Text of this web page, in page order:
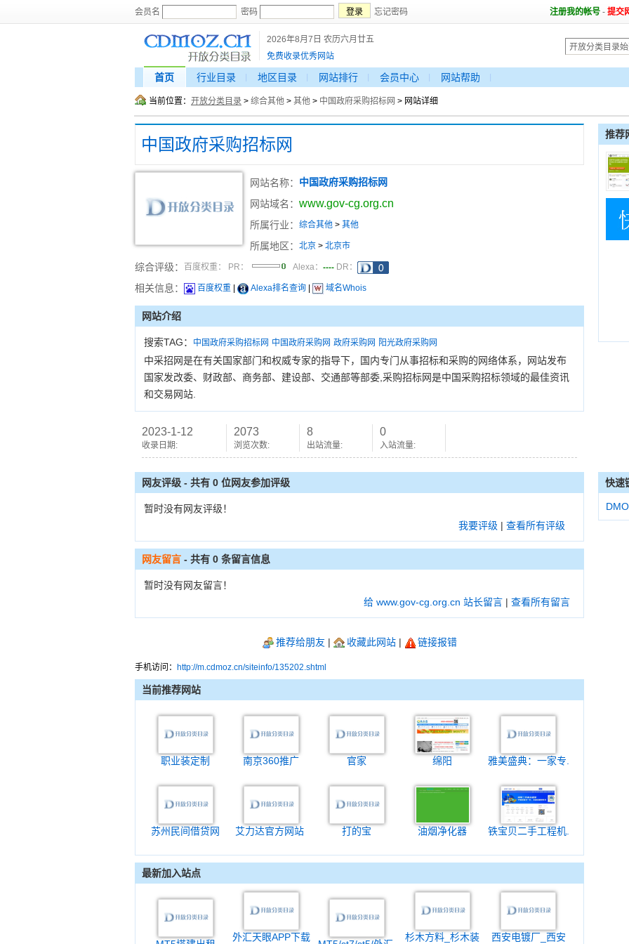
会员名 密码 忘记密码 注册我的帐号 - 提交
2026年8月7日 农历六月廿五
免费收录优秀网站
首页 行业目录 地区目录 网站排行 会员中心 网站帮助
当前位置： 开放分类目录 > 综合其他 > 其他 > 中国政府采购招标网 > 网站详细
中国政府采购招标网
网站名称： 中国政府采购招标网
网站域名： www.gov-cg.org.cn
所属行业： 综合其他 > 其他
所属地区： 北京 > 北京市
综合评级： 百度权重： PR： Alexa： ---- DR：
相关信息： 百度权重 Alexa排名查询 域名Whois
网站介绍
搜索TAG： 中国政府采购招标网 中国政府采购网 政府采购网 阳光政府采购网
中采招网是在有关国家部门和权威专家的指导下，国内专门从事招标和采购的网络体系，网站发布
国家发改委、财政部、商务部、建设部、交通部等部委,采购招标网是中国采购招标领域的最佳资讯
和交易网站.
2023-1-12
收录日期:
2073
浏览次数:
8
出站流量:
0
入站流量:
推荐
网友评级 - 共有 0 位网友参加评级
暂时没有网友评级！
我要评级 | 查看所有评级
网友留言 - 共有 0 条留言信息
暂时没有网友留言！
给 www.gov-cg.org.cn 站长留言 | 查看所有留言
推荐给朋友 | 收藏此网站| 链接报错
手机访问： http://m.cdmoz.cn/siteinfo/135202.shtml
当前推荐网站
职业装定制 南京360推广 官家 绵阳 雅美盛典：一家专.
苏州民间借贷网 艾力达官方网站 打的宝 油烟净化器 铁宝贝二手工程机.
最新加入站点
外汇天眼APP下载 杉木方料_杉木装 西安电镀厂_西安
快速